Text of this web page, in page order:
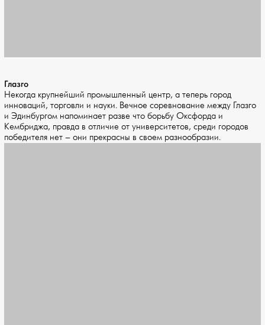
Глазго
Некогда крупнейший промышленный центр, а теперь город
инноваций, торговли и науки. Вечное соревнование между Глазго
и Эдинбургом напоминает разве что борьбу Оксфорда и
Кембриджа, правда в отличие от университетов, среди городов
победителя нет – они прекрасны в своем разнообразии.